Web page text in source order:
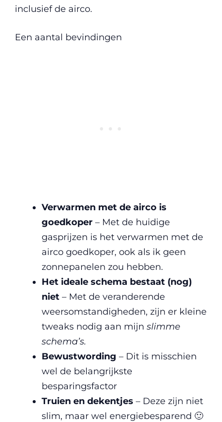
inclusief de airco.
Een aantal bevindingen
Verwarmen met de airco is
goedkoper – Met de huidige
gasprijzen is het verwarmen met de
airco goedkoper, ook als ik geen
zonnepanelen zou hebben.
Het ideale schema bestaat (nog)
niet – Met de veranderende
weersomstandigheden, zijn er kleine
tweaks nodig aan mijn slimme
schema’s.
Bewustwording – Dit is misschien
wel de belangrijkste
besparingsfactor
Truien en dekentjes – Deze zijn niet
slim, maar wel energiebesparend 🙂